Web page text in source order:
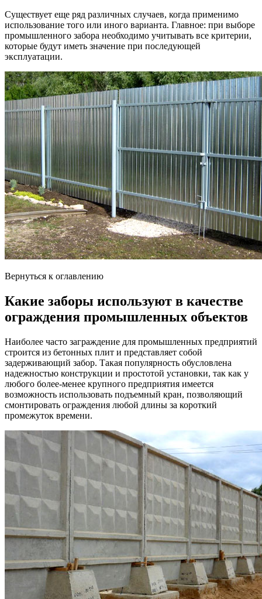
Существует еще ряд различных случаев, когда применимо
использование того или иного варианта. Главное: при выборе
промышленного забора необходимо учитывать все критерии,
которые будут иметь значение при последующей
эксплуатации.
Вернуться к оглавлению
Какие заборы используют в качестве
ограждения промышленных объектов
Наиболее часто заграждение для промышленных предприятий
строится из бетонных плит и представляет собой
задерживающий забор. Такая популярность обусловлена
надежностью конструкции и простотой установки, так как у
любого более-менее крупного предприятия имеется
возможность использовать подъемный кран, позволяющий
смонтировать ограждения любой длины за короткий
промежуток времени.